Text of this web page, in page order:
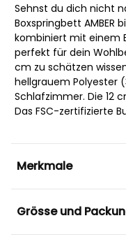
Sehnst du dich nicht
Boxspringbett
kombiniert mit einem
perfekt für dein
cm zu schätzen
hellgrauem Polyester
Schlafzimmer. Die 12
Das FSC-zertifizierte
Merkmale
Grösse und